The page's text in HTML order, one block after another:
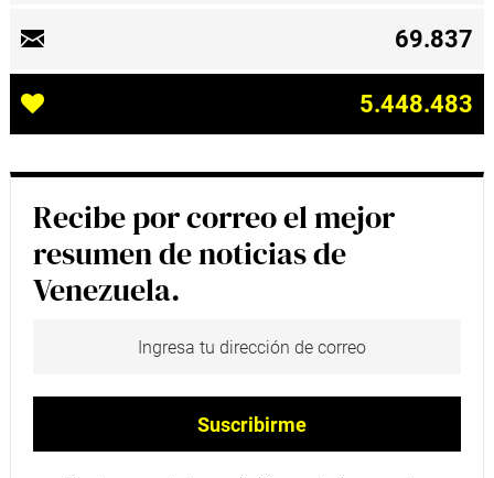
69.837
5.448.483
Recibe por correo el mejor
resumen de noticias de
Venezuela.